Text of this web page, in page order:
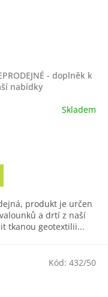
- doplněk k
nabídky
Skladem
produkt je určen
a drtí z naší
tkanou geotextilii...
Kód: 432/50